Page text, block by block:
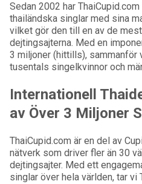
Sedan 2002 har
thailändska singlar med sina
vilket gör den till en av de
dejtingsajterna. Med en
3 miljoner (hittills), sammanför
tusentals singelkvinnor och
Internationell
av Över 3 Miljoner
ThaiCupid.com är en del av
nätverk som driver fler än 30
dejtingsajter. Med ett
singlar över hela världen, tar vi